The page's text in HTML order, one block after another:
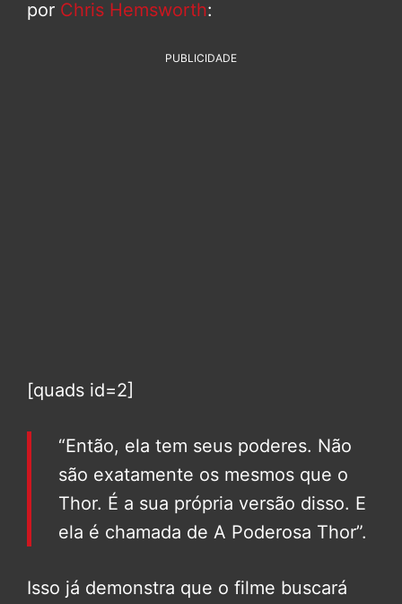
por Chris Hemsworth:
PUBLICIDADE
[quads id=2]
“Então, ela tem seus poderes. Não
são exatamente os mesmos que o
Thor. É a sua própria versão disso. E
ela é chamada de A Poderosa Thor”.
Isso já demonstra que o filme buscará